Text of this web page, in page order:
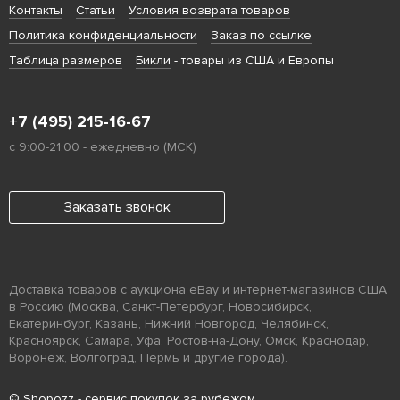
Контакты Статьи
Условия возврата товаров
Политика конфиденциальности
Заказ по ссылке
Таблица размеров
Бикли - товары из США и Европы
+7 (495) 215-16-67
с 9:00-21:00 - ежедневно (МСК)
Заказать звонок
Доставка товаров с аукциона eBay и интернет-магазинов США
в Россию (Москва, Санкт-Петербург, Новосибирск,
Екатеринбург, Казань, Нижний Новгород, Челябинск,
Красноярск, Самара, Уфа, Ростов-на-Дону, Омск, Краснодар,
Воронеж, Волгоград, Пермь и другие города).